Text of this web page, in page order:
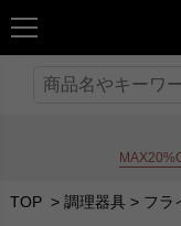
TOP > 調理器具> フラ